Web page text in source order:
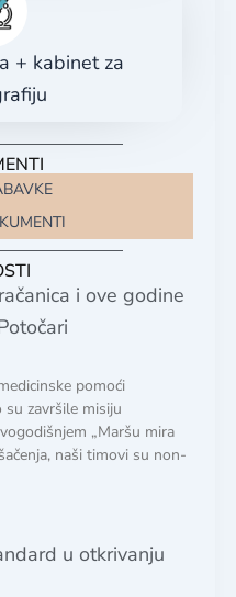
+ kabinet za
i ove godine
pomoći
su završile misiju
„Maršu mira
naši timovi su non-
u otkrivanju